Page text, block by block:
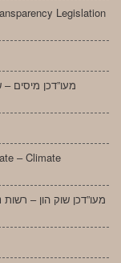
Legislation
מעו”דכן מיסים
– Climate
מעו”דכן שוק הון –